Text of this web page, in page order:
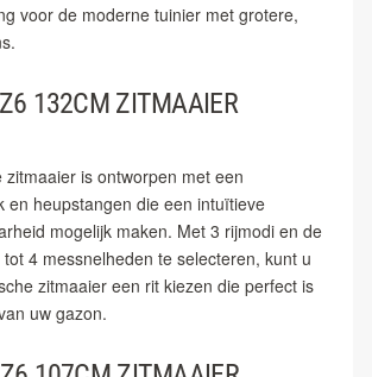
voor de moderne tuinier met grotere,
132CM ZITMAAIER
zitmaaier is ontworpen met een
en heupstangen die een intuïtieve
mogelijk maken. Met 3 rijmodi en de
4 messnelheden te selecteren, kunt u
zitmaaier een rit kiezen die perfect is
uw gazon.